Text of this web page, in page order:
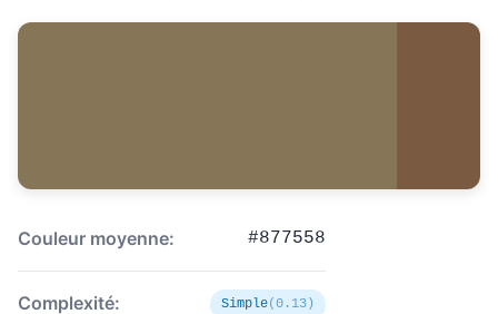
Couleur moyenne: #877558
Complexité: Simple(0.13)